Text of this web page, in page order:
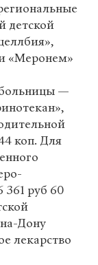
детской
«Меронем»
больницы —
коп. Для
361 руб 60
Дону
лекарство